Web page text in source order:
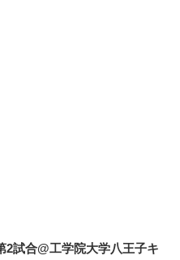
試合@工学院大学八王子キ